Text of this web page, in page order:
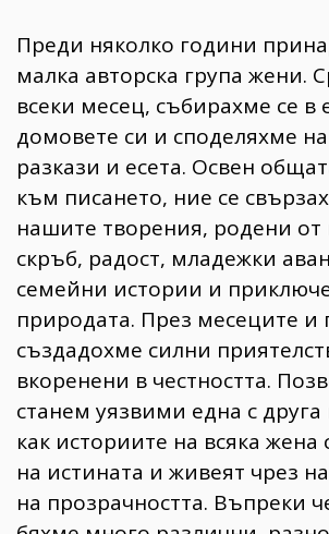
Преди няколко години
малка авторска група жени.
всеки месец, събирахме се в
домовете си и споделяхме
разкази и есета. Освен
към писането, ние се
нашите творения, родени от
скръб, радост, младежки
семейни истории и
природата. През месеците и
създадохме силни
вкоренени в честността.
станем уязвими една с друга
как историите на всяка жена
на истината и живеят чрез
на прозрачността. Въпреки